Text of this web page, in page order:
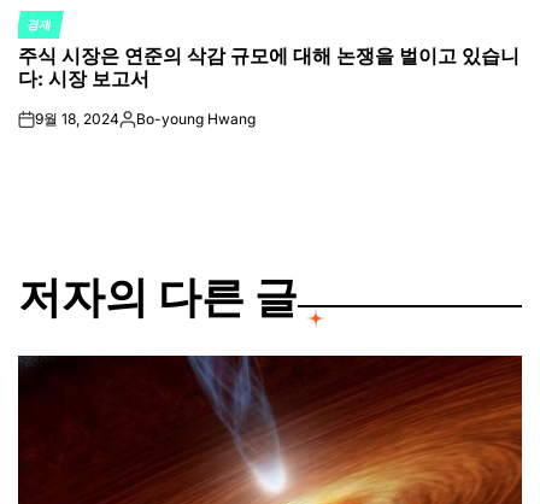
POSTED
IN
경제
주식 시장은 연준의 삭감 규모에 대해 논쟁을 벌이고 있습니
다: 시장 보고서
on9월 18, 2024Posted
Bo-young Hwang
저자의 다른 글